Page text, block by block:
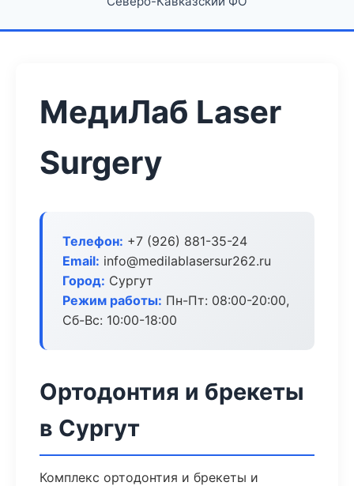
МедиЛаб Laser
Surgery
Телефон: +7 (926) 881-35-24
Email: info@medilablasersur262.ru
Город: Сургут
Режим работы: Пн-Пт: 08:00-20:00,
Сб-Вс: 10:00-18:00
Ортодонтия и брекеты
в Сургут
Комплекс ортодонтия и брекеты и